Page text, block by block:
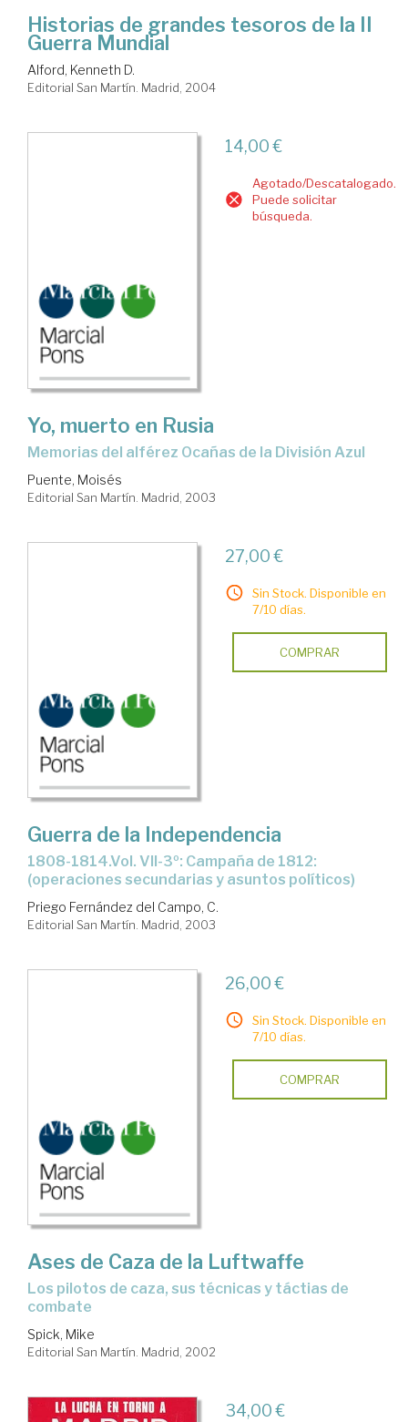
Historias de grandes tesoros de la II
Guerra Mundial
Alford, Kenneth D.
Editorial San Martín. Madrid, 2004
14,00 €
Agotado/Descatalogado.
Puede solicitar
búsqueda.
Yo, muerto en Rusia
memorias del alférez Ocañas de la División Azul
Puente, Moisés
Editorial San Martín. Madrid, 2003
27,00 €
Sin Stock. Disponible en
7/10 días.
COMPRAR
Guerra de la Independencia
1808-1814.Vol. VII-3º: Campaña de 1812:
(operaciones secundarias y asuntos políticos)
Priego Fernández del Campo, C.
Editorial San Martín. Madrid, 2003
26,00 €
Sin Stock. Disponible en
7/10 días.
COMPRAR
Ases de Caza de la Luftwaffe
los pilotos de caza, sus técnicas y táctias de
combate
Spick, Mike
Editorial San Martín. Madrid, 2002
34,00 €